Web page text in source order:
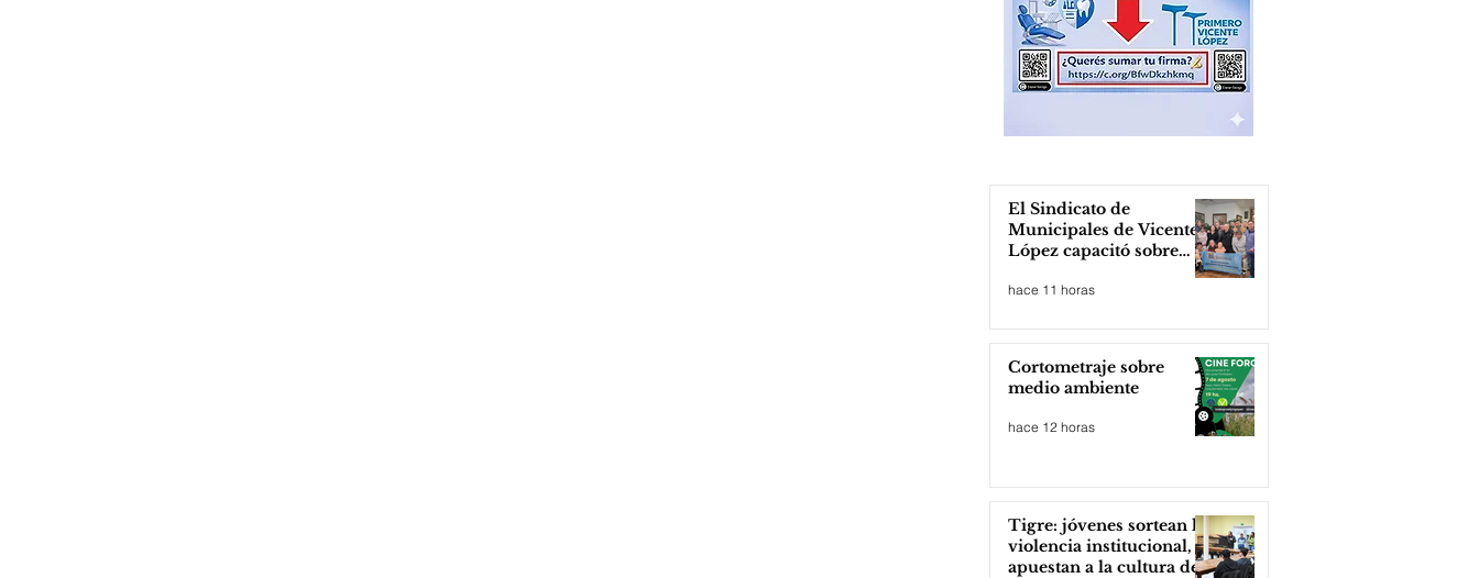
El Sindicato de
Municipales de Vicente
López capacitó sobre
hace 11 horas
Cortometraje sobre
medio ambiente
hace 12 horas
Tigre: jóvenes sortean la
violencia institucional,
apuestan a la cultura del